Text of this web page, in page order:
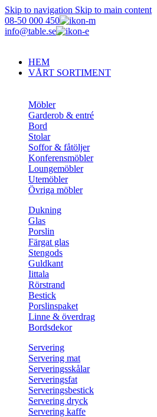
Skip to navigation Skip to main content
08-50 000 450
info@table.se
HEM
VÅRT SORTIMENT
Möbler
Garderob & entré
Bord
Stolar
Soffor & fåtöljer
Konferensmöbler
Loungemöbler
Utemöbler
Övriga möbler
Dukning
Glas
Porslin
Färgat glas
Stengods
Guldkant
Iittala
Rörstrand
Bestick
Porslinspaket
Linne & överdrag
Bordsdekor
Servering
Servering mat
Serveringsskålar
Serveringsfat
Serveringsbestick
Servering dryck
Servering kaffe